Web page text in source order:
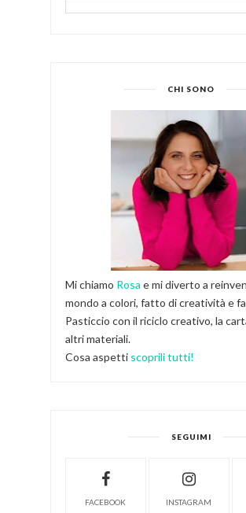
CHI SONO
Mi chiamo Rosa e mi diverto a
mondo a colori, fatto di creatività e
Pasticcio con il riciclo creativo, la
altri materiali.
Cosa aspetti scoprili tutti!
SEGUIMI
FACEBOOK INSTAGRAM